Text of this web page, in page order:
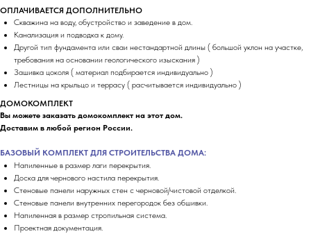
ОПЛАЧИВАЕТСЯ ДОПОЛНИТЕЛЬНО
Скважина на воду, обустройство и заведение в дом.
Канализация и подводка к дому.
Другой тип фундамента или сваи нестандартной длины ( большой уклон на участке,
требования на основании геологического изыскания )
Зашивка цоколя ( материал подбирается индивидуально )
Лестницы на крыльцо и террасу ( расчитывается индивидуально )
ДОМОКОМПЛЕКТ
Вы можете заказать домокомплект на этот дом.
Доставим в любой регион России.
БАЗОВЫЙ КОМПЛЕКТ ДЛЯ СТРОИТЕЛЬСТВА ДОМА:
Напиленные в размер лаги перекрытия.
Доска для чернового настила перекрытия.
Стеновые панели наружных стен с черновой/чистовой отделкой.
Стеновые панели внутренних перегородок без обшивки.
Напиленная в размер стропильная система.
Проектная документация.